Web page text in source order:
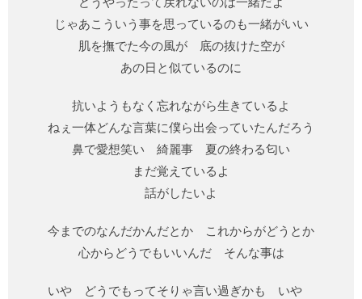
じゃあこういう事を思っているのも一緒がいい
肌を撫でた今の風が 底の抜けた空が
あの日と似ているのに
抗いようもなく忘れながら生きているよ
ねぇ一体どんな言葉に僕ら出会っていたんだろう
鼻で愛想笑い 綺麗事 夏の終わる匂い
まだ覚えているよ
話がしたいよ
今までのなんだかんだとか これからがどうとか
心からどうでもいいんだ そんな事は
いや どうでもってそりゃ言い過ぎかも いや